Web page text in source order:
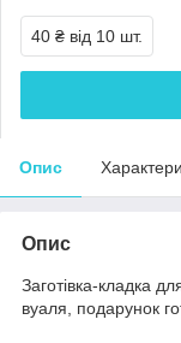
40 ₴ від 10 шт.
Опис
Опис
Заготівка-кладка
вуаля, подарунок